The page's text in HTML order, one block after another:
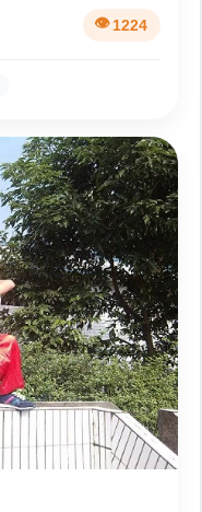
1224